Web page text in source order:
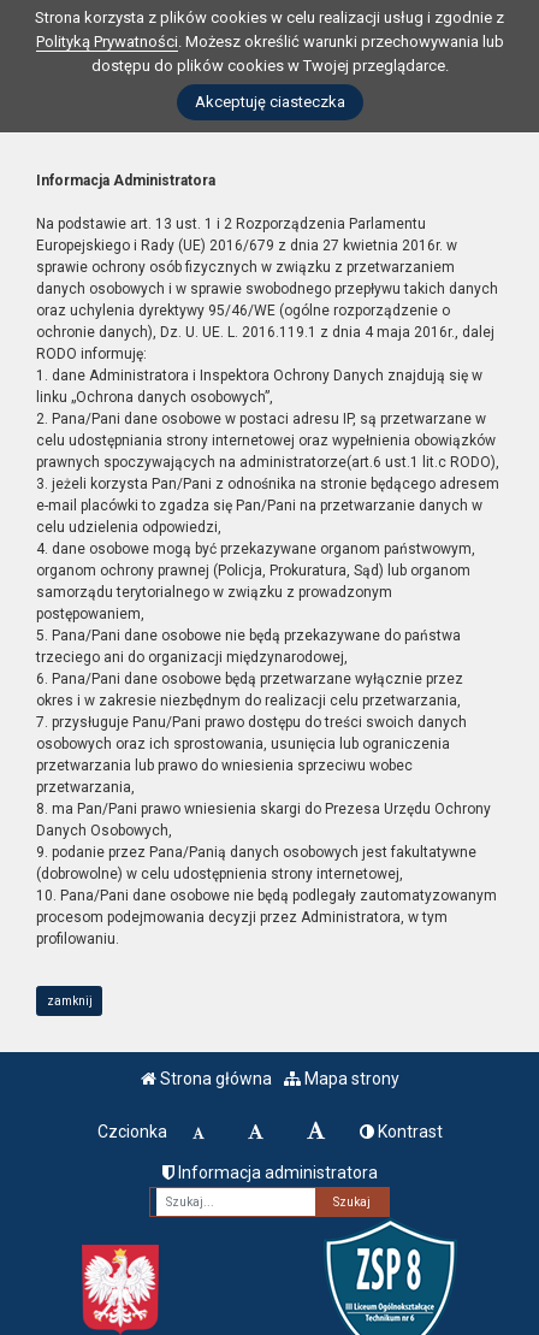
Strona korzysta z plików cookies w celu realizacji usług i zgodnie z
Polityką Prywatności. Możesz określić warunki przechowywania lub
dostępu do plików cookies w Twojej przeglądarce.
Akceptuję ciasteczka
Informacja Administratora
Na podstawie art. 13 ust. 1 i 2 Rozporządzenia Parlamentu
Europejskiego i Rady (UE) 2016/679 z dnia 27 kwietnia 2016r. w
sprawie ochrony osób fizycznych w związku z przetwarzaniem
danych osobowych i w sprawie swobodnego przepływu takich danych
oraz uchylenia dyrektywy 95/46/WE (ogólne rozporządzenie o
ochronie danych), Dz. U. UE. L. 2016.119.1 z dnia 4 maja 2016r., dalej
RODO informuję:
1. dane Administratora i Inspektora Ochrony Danych znajdują się w
linku „Ochrona danych osobowych”,
2. Pana/Pani dane osobowe w postaci adresu IP, są przetwarzane w
celu udostępniania strony internetowej oraz wypełnienia obowiązków
prawnych spoczywających na administratorze(art.6 ust.1 lit.c RODO),
3. jeżeli korzysta Pan/Pani z odnośnika na stronie będącego adresem
e-mail placówki to zgadza się Pan/Pani na przetwarzanie danych w
celu udzielenia odpowiedzi,
4. dane osobowe mogą być przekazywane organom państwowym,
organom ochrony prawnej (Policja, Prokuratura, Sąd) lub organom
samorządu terytorialnego w związku z prowadzonym
postępowaniem,
5. Pana/Pani dane osobowe nie będą przekazywane do państwa
trzeciego ani do organizacji międzynarodowej,
6. Pana/Pani dane osobowe będą przetwarzane wyłącznie przez
okres i w zakresie niezbędnym do realizacji celu przetwarzania,
7. przysługuje Panu/Pani prawo dostępu do treści swoich danych
osobowych oraz ich sprostowania, usunięcia lub ograniczenia
przetwarzania lub prawo do wniesienia sprzeciwu wobec
przetwarzania,
8. ma Pan/Pani prawo wniesienia skargi do Prezesa Urzędu Ochrony
Danych Osobowych,
9. podanie przez Pana/Panią danych osobowych jest fakultatywne
(dobrowolne) w celu udostępnienia strony internetowej,
10. Pana/Pani dane osobowe nie będą podlegały zautomatyzowanym
procesom podejmowania decyzji przez Administratora, w tym
profilowaniu.
zamknij
Strona główna Mapa strony
Czcionka Kontrast
Informacja administratora
Fraza